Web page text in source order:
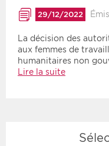
29/12/2022
La décision des
aux femmes de
humanitaires non
Lire la suite